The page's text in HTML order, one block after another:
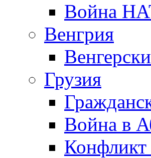
Война
Венгрия
Грузия
Война в